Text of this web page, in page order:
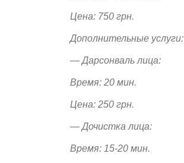
Цена: 750 грн.
Дополнительные услуги:
— Дарсонваль лица:
Время: 20 мин.
Цена: 250 грн.
— Дочистка лица:
Время: 15-20 мин.